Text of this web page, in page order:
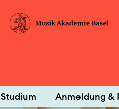
Studium Anmeldung &